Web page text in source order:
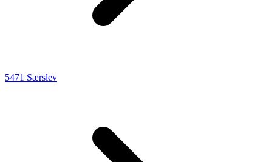
5471 Særslev